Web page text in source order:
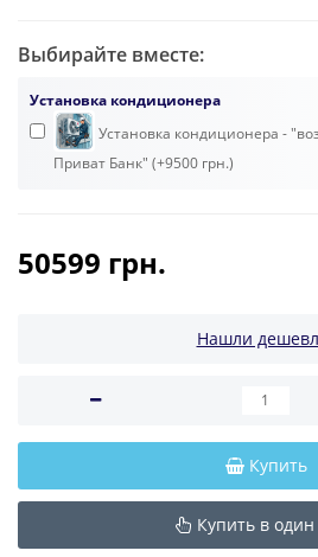
Выбирайте вместе:
Установка кондиционера
Установка кондиционера -
Приват Банк" (+9500 грн.)
50599 грн.
Нашли
Купить
Купить в один